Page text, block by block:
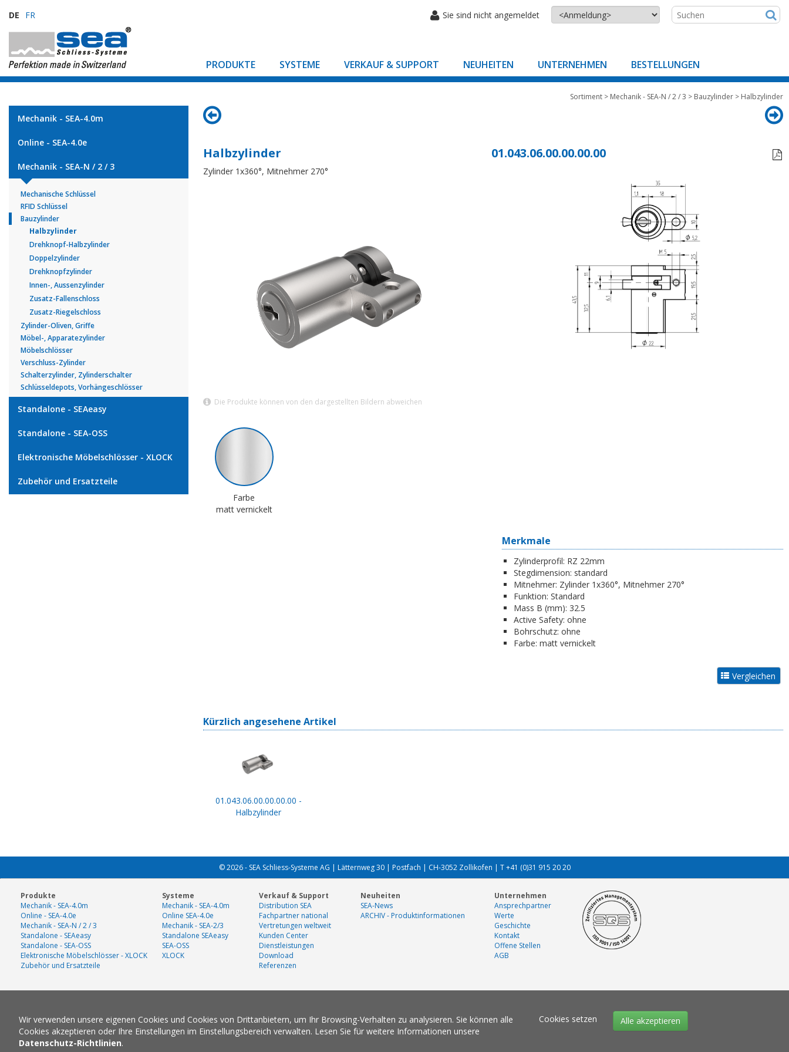
DE FR Sie sind nicht angemeldet
PRODUKTE SYSTEME VERKAUF & SUPPORT NEUHEITEN UNTERNEHMEN BESTELLUNGEN
Mechanik - SEA-4.0m
Online - SEA-4.0e
Mechanik - SEA-N / 2 / 3
Mechanische Schlüssel
RFID Schlüssel
Bauzylinder
Halbzylinder
Drehknopf-Halbzylinder
Doppelzylinder
Drehknopfzylinder
Innen-, Aussenzylinder
Zusatz-Fallenschloss
Zusatz-Riegelschloss
Zylinder-Oliven, Griffe
Möbel-, Apparatezylinder
Möbelschlösser
Verschluss-Zylinder
Schalterzylinder, Zylinderschalter
Schlüsseldepots, Vorhängeschlösser
Standalone - SEAeasy
Standalone - SEA-OSS
Elektronische Möbelschlösser - XLOCK
Zubehör und Ersatzteile
Sortiment > Mechanik - SEA-N / 2 / 3 > Bauzylinder > Halbzylinder
Halbzylinder 01.043.06.00.00.00.00

Zylinder 1x360°, Mitnehmer 270°
Die Produkte können von den dargestellten Bildern abweichen
Farbe
matt vernickelt
Merkmale
Zylinderprofil: RZ 22mm
Stegdimension: standard
Mitnehmer: Zylinder 1x360°, Mitnehmer 270°
Funktion: Standard
Mass B (mm): 32.5
Active Safety: ohne
Bohrschutz: ohne
Farbe: matt vernickelt
Kürzlich angesehene Artikel
01.043.06.00.00.00.00 -
Halbzylinder
© 2026 - SEA Schliess-Systeme AG | Lätternweg 30 | Postfach | CH-3052 Zollikofen | T +41 (0)31 915 20 20
Produkte
Mechanik - SEA-4.0m
Online - SEA-4.0e
Mechanik - SEA-N / 2 / 3
Standalone - SEAeasy
Standalone - SEA-OSS
Elektronische Möbelschlösser - XLOCK
Zubehör und Ersatzteile
Systeme
Mechanik - SEA-4.0m
Online SEA-4.0e
Mechanik - SEA-2/3
Standalone SEAeasy
SEA-OSS
XLOCK
Verkauf & Support
Distribution SEA
Fachpartner national
Vertretungen weltweit
Kunden Center
Dienstleistungen
Download
Referenzen
Neuheiten
SEA-News
ARCHIV - Produktinformationen
Unternehmen
Ansprechpartner
Werte
Geschichte
Kontakt
Offene Stellen
AGB
Wir verwenden unsere eigenen Cookies und Cookies von Drittanbietern, um Ihr Browsing-Verhalten zu analysieren. Sie können alle
Cookies akzeptieren oder Ihre Einstellungen im Einstellungsbereich verwalten. Lesen Sie für weitere Informationen unsere
Datenschutz-Richtlinien.
Cookies setzen Alle akzeptieren